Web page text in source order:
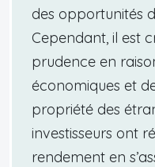
des opportunités
Cependant, il est
prudence en
économiques et
propriété des
investisseurs ont
rendement en